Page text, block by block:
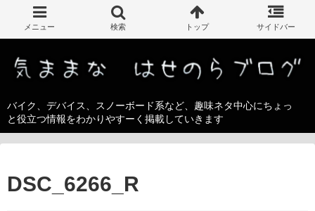
バイク、デバイス、スノーボード系など、趣味ネタ中心にちょっ
と役立つ情報をわかりやすーく掲載していきます
DSC_6266_R